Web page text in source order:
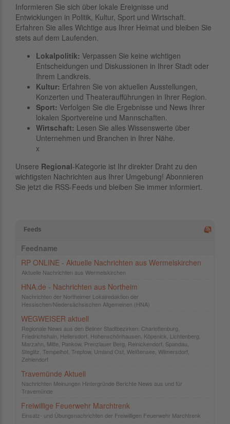
Informieren Sie sich über lokale Ereignisse und
Entwicklungen in Politik, Kultur, Sport und Wirtschaft.
Erfahren Sie alles Wichtige aus Ihrer Heimat und bleiben Sie
stets auf dem Laufenden.
Lokalpolitik: Verpassen Sie keine wichtigen
Entscheidungen und Diskussionen in Ihrer Stadt oder
Ihrem Landkreis.
Kultur: Erfahren Sie von aktuellen Ausstellungen,
Konzerten und Theateraufführungen in Ihrer Region.
Sport: Verfolgen Sie die Ergebnisse und News Ihrer
lokalen Sportvereine und Mannschaften.
Wirtschaft: Lesen Sie alles Wissenswerte über
Unternehmen und Branchen in Ihrer Nähe.
x
Unsere Regional-Kategorie ist Ihr direkter Draht zu den
wichtigsten Nachrichten aus Ihrer Umgebung! Abonnieren
Sie jetzt die RSS-Feeds und bleiben Sie immer informiert.
Feeds
Feedname
RP ONLINE - Aktuelle Nachrichten aus Wermelskirchen
Aktuelle Nachrichten aus Wermelskirchen
HNA.de - Nachrichten aus Northeim
Nachrichten der Northeimer Lokalredaktion der
Hessischen/Niedersächsischen Allgemeinen (HNA)
WEGWEISER aktuell
Regionale News aus den Beliner Stadtbezirken: Charlottenburg,
Friedrichshain, Hellersdorf, Hohenschönhausen, Köpenick, Lichtenberg,
Marzahn, Mitte, Pankow, Prenzlauer Berg, Reinickendorf, Spandau,
Steglitz, Tempelhof, Treptow, Umland Ost, Weißensee, Wilmersdorf,
Zehlendorf
Travemünde Aktuell
Nachrichten Meinungen Hintergründe Berichte News aus und für
Travemünde
Freiwillige Feuerwehr Marchtrenk
Einsatz- und Übungsnachrichten der Freiwilligen Feuerwehr Marchtrenk